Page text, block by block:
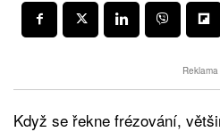
Reklama
Když se řekne frézování,